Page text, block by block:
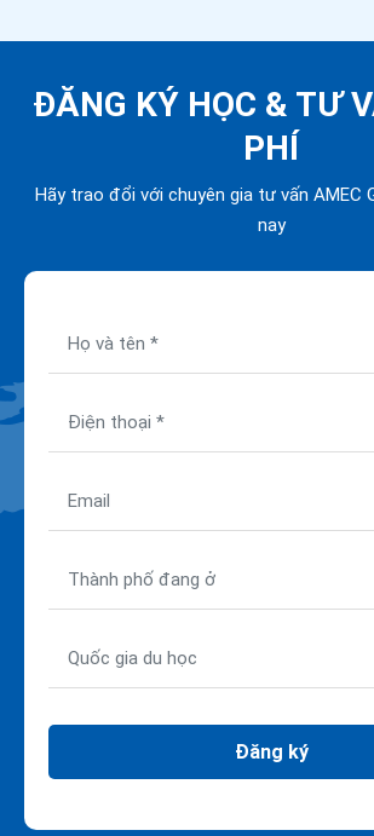
ĐĂNG KÝ HỌC & TƯ
PHÍ
Hãy trao đổi với chuyên gia tư vấn AMEC
nay
Đăng ký